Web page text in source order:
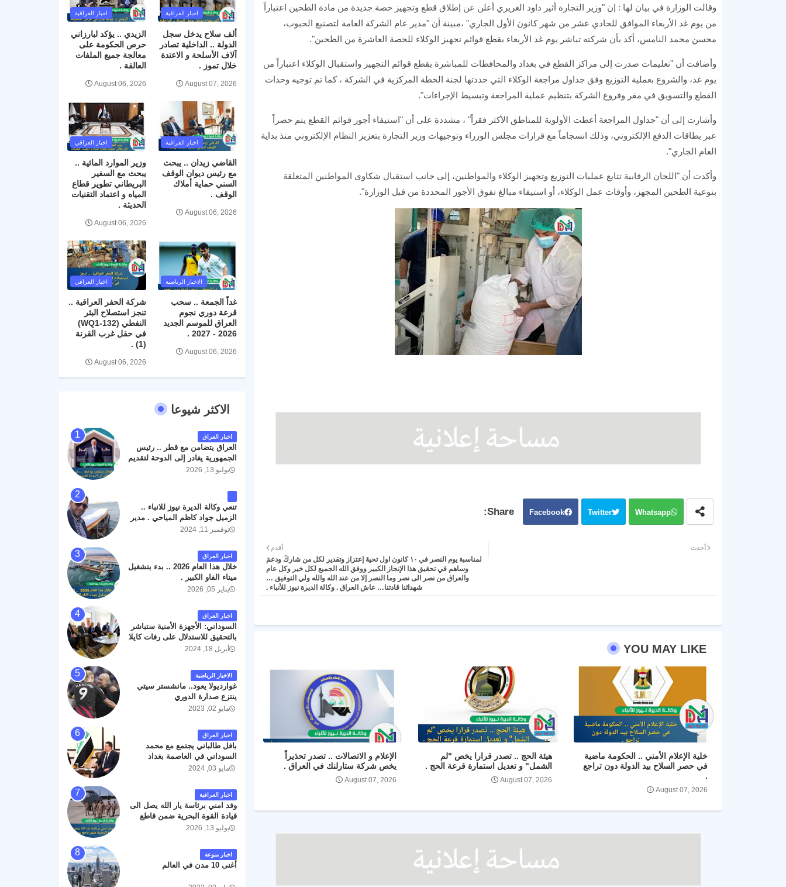
وقالت الوزارة في بيان لها : إن "وزير التجارة أثير داود الغريري أعلن عن إطلاق قطع وتجهيز حصة جديدة من مادة الطحين اعتباراً
من يوم غد الأربعاء الموافق للحادي عشر من شهر كانون الأول الجاري" ،مبينة أن "مدير عام الشركة العامة لتصنيع الحبوب،
محسن محمد النامس، أكد بأن شركته تباشر يوم غد الأربعاء بقطع قوائم تجهيز الوكلاء للحصة العاشرة من الطحين".
وأضافت أن "تعليمات صدرت إلى مراكز القطع في بغداد والمحافظات للمباشرة بقطع قوائم التجهيز واستقبال الوكلاء اعتباراً من
يوم غد، والشروع بعملية التوزيع وفق جداول مراجعة الوكلاء التي حددتها لجنة الخطة المركزية في الشركة ، كما تم توجيه وحدات
القطع والتسويق في مقر وفروع الشركة بتنظيم عملية المراجعة وتبسيط الإجراءات".
وأشارت إلى أن "جداول المراجعة أعطت الأولوية للمناطق الأكثر فقراً" ، مشددة على أن "استيفاء أجور قوائم القطع يتم حصراً
عبر بطاقات الدفع الإلكتروني، وذلك انسجاماً مع قرارات مجلس الوزراء وتوجيهات وزير التجارة بتعزيز النظام الإلكتروني منذ بداية
العام الجاري".
وأكدت أن "اللجان الرقابية تتابع عمليات التوزيع وتجهيز الوكلاء والمواطنين، إلى جانب استقبال شكاوى المواطنين المتعلقة
بنوعية الطحين المجهز، وأوقات عمل الوكلاء، أو استيفاء مبالغ تفوق الأجور المحددة من قبل الوزارة".
Facebook Twitter Whatsapp
أحدث أقدم
لمناسبة يوم النصر في ١٠ كانون اول تحيةَ إعتزاز وتقدير لكل من شاركَ ودعمَ
وساهم في تحقيق هذا الإنجاز الكبير ووفق الله الجميع لكل خير وكل عام
والعراق من نصر الى نصر وما النصر إلا من عند الله والله ولي التوفيق …
شهدائنا قادتنا… عاش العراق . وكالة الديرة نيوز للأنباء .
YOU MAY LIKE
خلية الإعلام الأمني .. الحكومة ماضية
في حصر السلاح بيد الدولة دون تراجع
.
August 07, 2026
هيئة الحج .. تصدر قرارا يخص "لم
الشمل" و تعديل استمارة قرعة الحج .
August 07, 2026
الإعلام و الاتصالات .. تصدر تحذيراً
يخص شركة ستارلنك في العراق .
August 07, 2026
اخبار العراقية
ألف سلاح يدخل سجل
الدولة .. الداخلية تصادر
آلاف الأسلحة و الاعتدة
خلال تموز .
August 07, 2026
اخبار العراقية
الزيدي .. يؤكد لبارزاني
حرص الحكومة على
معالجة جميع الملفات
العالقة .
August 06, 2026
اخبار العراقية
القاضي زيدان .. يبحث
مع رئيس ديوان الوقف
السني حماية أملاك
الوقف .
August 06, 2026
اخبار العراقي
وزير الموارد المائية ..
يبحث مع السفير
البريطاني تطوير قطاع
المياه و اعتماد التقنيات
الحديثة .
August 06, 2026
الاخبار الرياضية
غداً الجمعة .. سحب
قرعة دوري نجوم
العراق للموسم الجديد
2026 - 2027 .
August 06, 2026
اخبار العراقي
شركة الحفر العراقية ..
تنجز استصلاح البئر
النفطي (WQ1-132)
في حقل غرب القرنة
(1) .
August 06, 2026
الاكثر شيوعا
اخبار العراق
العراق يتضامن مع قطر .. رئيس
الجمهورية يغادر إلى الدوحة لتقديم
واجب العزاء .
يوليو 13, 2026
تنعي وكالة الديرة نيوز للانباء ..
الزميل جواد كاظم المياحي . مدير
الخطوط الجوية العراقية السابق
البصرة الدولي اليوم الاثنين على
الطريق المؤدي من البوابة
الرئيسة الى صالة المسافرين .
حيث كان سبب الحادث يعود
لتصادم عجلته مع عجلة نوع كيا بنكو
مطار البصرة الدولي . سائلين الله
عز وجل ان يتغمد الفقيد بواسع
رحمته ، و انا لله وانا اليه راجعون .
نوفمبر 11, 2024
اخبار العراق
خلال هذا العام 2026 .. بدء بتشغيل
ميناء الفاو الكبير .
يناير 05, 2026
اخبار العراق
السوداني: الأجهزة الأمنية ستباشر
بالتحقيق للاستدلال على رفات كايلا
مولرأبريل 18, 2024
الاخبار الرياضية
غوارديولا يعود.. مانشستر سيتي
ينتزع صدارة الدوري
مايو 02, 2023
اخبار العراق
بافل طالباني يجتمع مع محمد
السوداني في العاصمة بغداد
مايو 03, 2024
اخبار العراقية
وفد امني برئاسة يار الله يصل الى
قيادة القوة البحرية ضمن قاطع
عمليات البصرة .
يوليو 13, 2026
اخبار منوعة
أغنى 10 مدن في العالم